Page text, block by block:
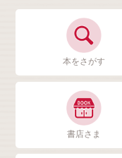
本をさがす
書店さま